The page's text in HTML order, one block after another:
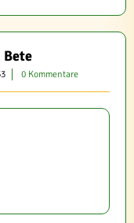
Bete
0 Kommentare